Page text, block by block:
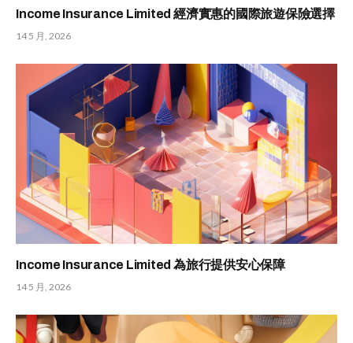
Income Insurance Limited 經濟實惠的國際旅遊保險選擇
14 5 月, 2026
Income Insurance Limited 為旅行提供安心保障
14 5 月, 2026